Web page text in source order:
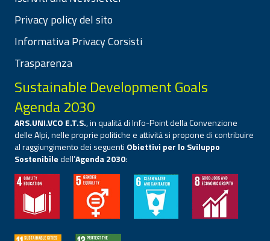
Privacy policy del sito
Informativa Privacy Corsisti
Trasparenza
Sustainable Development Goals
Agenda 2030
ARS.UNI.VCO E.T.S., in qualità di Info-Point della Convenzione
delle Alpi, nelle proprie politiche e attività si propone di contribuire
al raggiungimento dei seguenti Obiettivi per lo Sviluppo
Sostenibiledell’Agenda 2030: